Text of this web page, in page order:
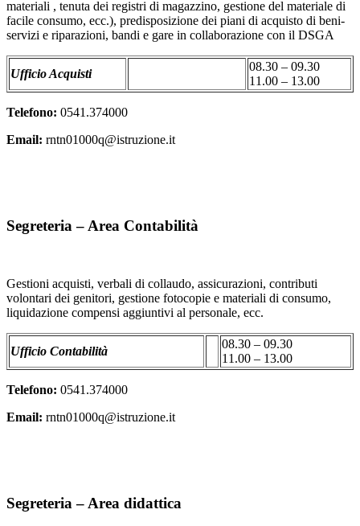
materiali , tenuta dei registri di magazzino, gestione del materiale di
facile consumo, ecc.), predisposizione dei piani di acquisto di beni-
servizi e riparazioni, bandi e gare in collaborazione con il DSGA
Ufficio Acquisti
08.30 – 09.30
11.00 – 13.00
Telefono: 0541.374000
Email: rntn01000q@istruzione.it
Segreteria – Area Contabilità
Gestioni acquisti, verbali di collaudo, assicurazioni, contributi
volontari dei genitori, gestione fotocopie e materiali di consumo,
liquidazione compensi aggiuntivi al personale, ecc.
Ufficio Contabilità
08.30 – 09.30
11.00 – 13.00
Telefono: 0541.374000
Email: rntn01000q@istruzione.it
Segreteria – Area didattica